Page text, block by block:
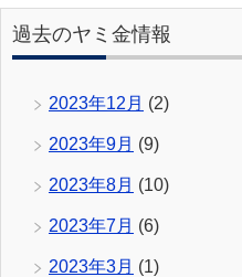
過去のヤミ金情報
2023年12月 (2)
2023年9月 (9)
2023年8月 (10)
2023年7月 (6)
2023年3月 (1)